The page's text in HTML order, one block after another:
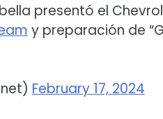
presentó el
y preparación de
February 17, 2024